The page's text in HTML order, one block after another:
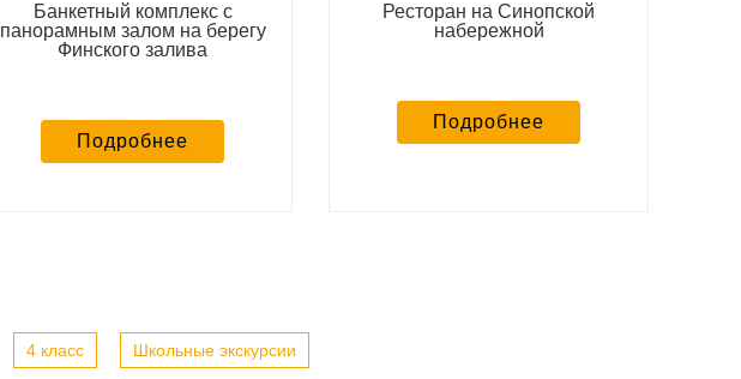
Банкетный комплекс с
панорамным залом на берегу
Финского залива
Подробнее
Ресторан на Синопской
набережной
Подробнее
4 класс Школьные экскурсии